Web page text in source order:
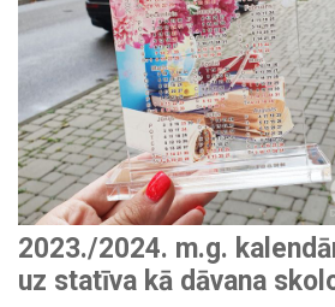
2023./2024. m.g.
uz statīva kā dāvana